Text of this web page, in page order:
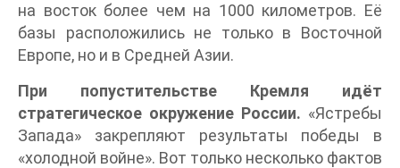
на восток более чем на 1000 километров. Её
базы расположились не только в Восточной
Европе, но и в Средней Азии.
При попустительстве Кремля идёт
стратегическое окружение России. «Ястребы
Запада» закрепляют результаты победы в
«холодной войне». Вот только несколько фактов